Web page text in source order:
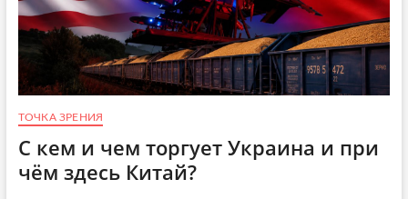
ТОЧКА ЗРЕНИЯ
С кем и чем торгует Украина и при
чём здесь Китай?